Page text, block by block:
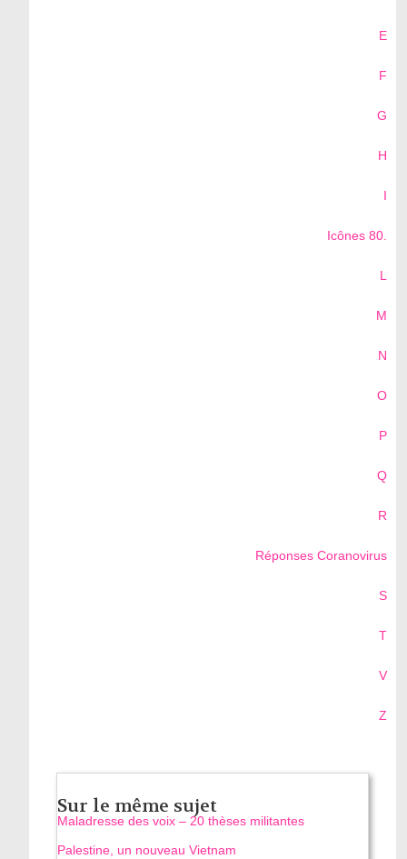
E
F
G
H
I
Icônes 80.
L
M
N
O
P
Q
R
Réponses Coranovirus
S
T
V
Z
Sur le même sujet
Maladresse des voix – 20 thèses militantes
Palestine, un nouveau Vietnam